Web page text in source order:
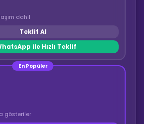
dahil
Teklif Al
ile Hızlı Teklif
En Popüler
gösteriler